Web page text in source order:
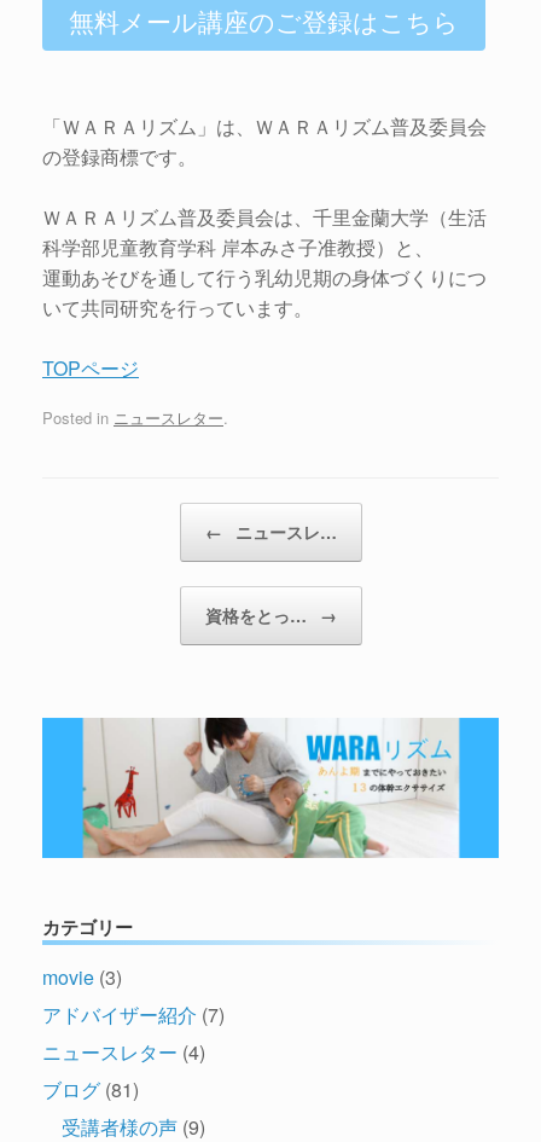
無料メール講座のご登録はこちら
「ＷＡＲＡリズム」は、ＷＡＲＡリズム普及委員会
の登録商標です。
ＷＡＲＡリズム普及委員会は、千里金蘭大学（生活
科学部児童教育学科 岸本みさ子准教授）と、
運動あそびを通して行う乳幼児期の身体づくりにつ
いて共同研究を行っています。
TOPページ
Posted in ニュースレター.
← ニュースレ…
資格をとっ… →
カテゴリー
movie (3)
アドバイザー紹介 (7)
ニュースレター (4)
ブログ (81)
受講者様の声 (9)